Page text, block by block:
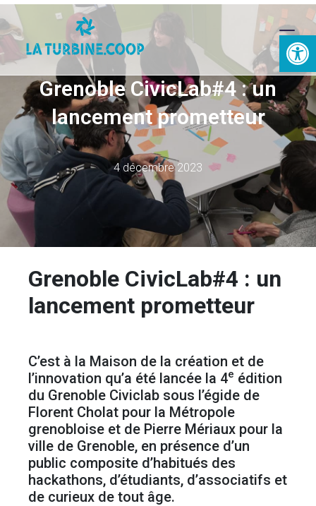
Ouvrir
Grenoble CivicLab#4 : un
lancement prometteur
4 décembre 2023
Grenoble CivicLab#4 : un
lancement prometteur
C’est à la Maison de la création et de
l’innovation qu’a été lancée la 4e édition
du Grenoble Civiclab sous l’égide de
Florent Cholat pour la Métropole
grenobloise et de Pierre Mériaux pour la
ville de Grenoble, en présence d’un
public composite d’habitués des
hackathons, d’étudiants, d’associatifs et
de curieux de tout âge.